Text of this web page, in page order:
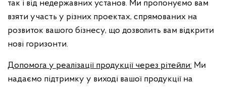
так і від недержавних установ. Ми пропонуємо вам
взяти участь у різних проектах, спрямованих на
розвиток вашого бізнесу, що дозволить вам відкрити
нові горизонти.
Допомога у реалізації продукції через рітейли: Ми
надаємо підтримку у виході вашої продукції на